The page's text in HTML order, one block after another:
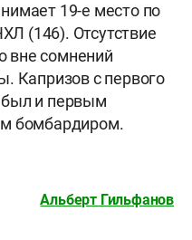
19-е место по
(146). Отсутствие
вне сомнений
Капризов с первого
и первым
бомбардиром.
Альберт Гильфанов